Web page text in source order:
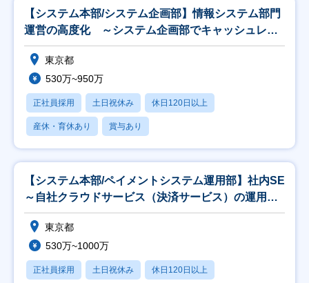
【システム本部/システム企画部】情報システム部門
運営の高度化 ～システム企画部でキャッシュレス
を支え
東京都
530万~950万
正社員採用 土日祝休み 休日120日以上
産休・育休あり 賞与あり
【システム本部/ペイメントシステム運用部】社内SE
～自社クラウドサービス（決済サービス）の運用・
機能
東京都
530万~1000万
正社員採用 土日祝休み 休日120日以上